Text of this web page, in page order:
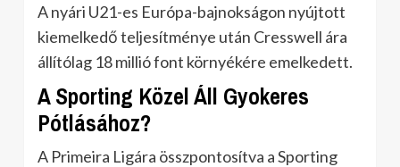
A nyári U21-es Európa-bajnokságon nyújtott
kiemelkedő teljesítménye után Cresswell ára
állítólag 18 millió font környékére emelkedett.
A Sporting Közel Áll Gyokeres
Pótlásához?
A Primeira Ligára összpontosítva a Sporting